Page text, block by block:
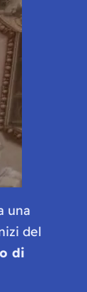
una
del
di